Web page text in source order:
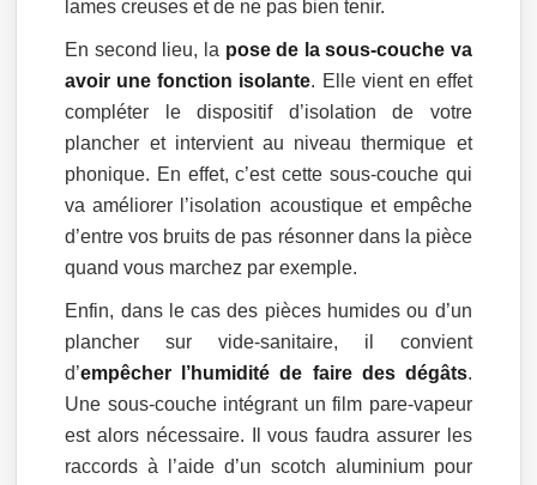
lames creuses et de ne pas bien tenir.
En second lieu, la pose de la sous-couche va
avoir une fonction isolante. Elle vient en effet
compléter le dispositif d’isolation de votre
plancher et intervient au niveau thermique et
phonique. En effet, c’est cette sous-couche qui
va améliorer l’isolation acoustique et empêche
d’entre vos bruits de pas résonner dans la pièce
quand vous marchez par exemple.
Enfin, dans le cas des pièces humides ou d’un
plancher sur vide-sanitaire, il convient
d’empêcher l’humidité de faire des dégâts.
Une sous-couche intégrant un film pare-vapeur
est alors nécessaire. Il vous faudra assurer les
raccords à l’aide d’un scotch aluminium pour